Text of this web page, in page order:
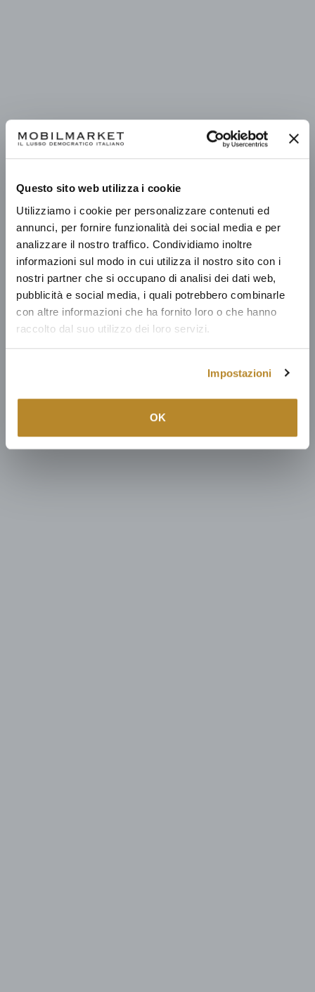
Questo sito web utilizza i cookie
Utilizziamo i cookie per personalizzare contenuti ed
annunci, per fornire funzionalità dei social media e per
analizzare il nostro traffico. Condividiamo inoltre
informazioni sul modo in cui utilizza il nostro sito con i
nostri partner che si occupano di analisi dei dati web,
pubblicità e social media, i quali potrebbero combinarle
con altre informazioni che ha fornito loro o che hanno
raccolto dal suo utilizzo dei loro servizi.
Impostazioni
OK